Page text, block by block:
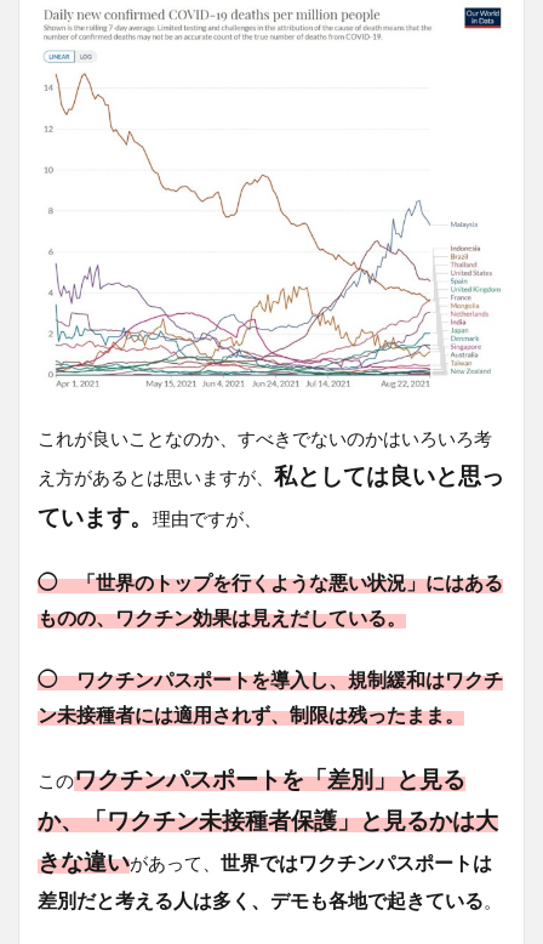
これが良いことなのか、すべきでないのかはいろいろ考
え方があるとは思いますが、 私としては良いと思っ
ています。
理由ですが、
◯ 「世界のトップを行くような悪い状況」にはある
ものの、ワクチン効果は見えだしている。
◯ ワクチンパスポートを導入し、規制緩和はワクチ
ン未接種者には適用されず、制限は残ったまま。
このワクチンパスポートを「差別」と見る
か、「ワクチン未接種者保護」と見るかは大
きな違いがあって、 世界ではワクチンパスポートは
差別だと考える人は多く、デモも各地で起きている。